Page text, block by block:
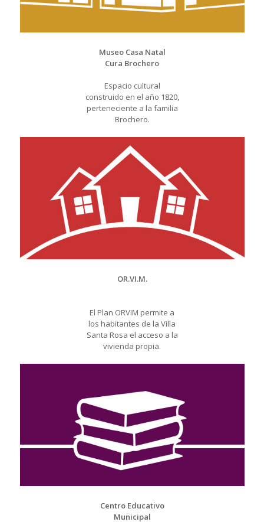
Museo Casa Natal
Cura Brochero
Espacio cultural
construido en el año 1820,
perteneciente a la familia
Brochero.
OR.VI.M.
El Plan ORVIM permite a
los habitantes de la Villa
Santa Rosa el acceso a la
vivienda propia.
Centro Educativo
Municipal